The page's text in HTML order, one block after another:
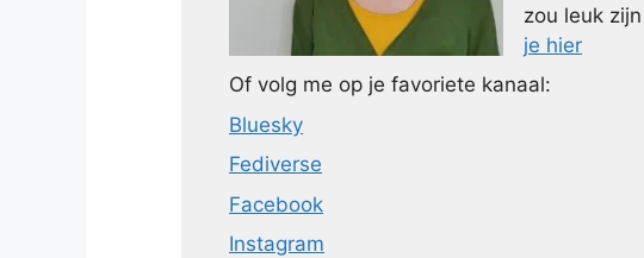
zou leuk
je hier
Of volg me op je favoriete kanaal:
Bluesky
Fediverse
Facebook
Instagram